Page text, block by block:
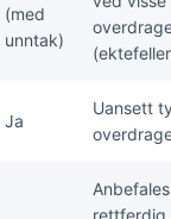
(med
unntak)
Ja
Uansett
rettferdig